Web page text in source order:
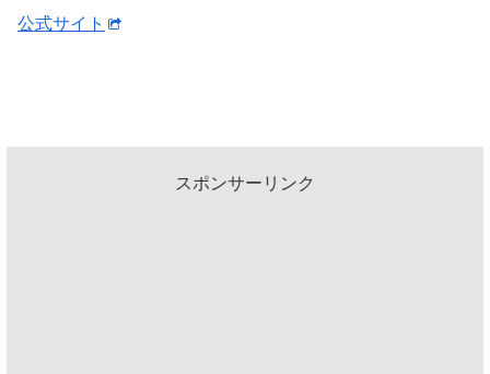
公式サイト
スポンサーリンク